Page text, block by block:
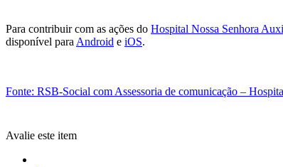
Para contribuir com as ações do Hospital Nossa Senhora
disponível para Android e iOS.
Fonte: RSB-Social com Assessoria de comunicação –
Avalie este item